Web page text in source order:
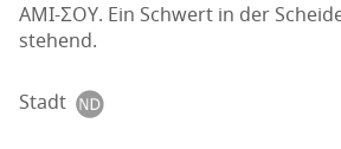
AMI-ΣOY. Ein Schwert in der
stehend.
Stadt